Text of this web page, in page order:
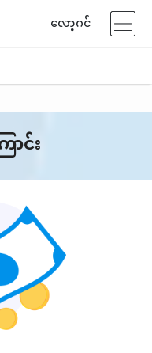
လော့ဂင်
င်း